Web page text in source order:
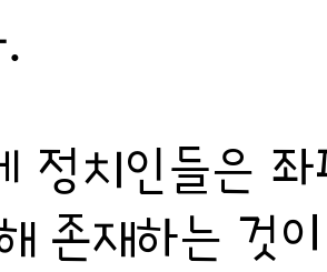
정치인들은
존재하는 것